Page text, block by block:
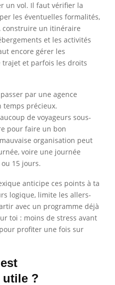
un vol. Il faut vérifier la
les éventuelles formalités,
construire un itinéraire
et les activités
encore gérer les
trajet et parfois les droits
par une agence
temps précieux.
de voyageurs sous-
pour faire un bon
organisation peut
voire une journée
15 jours.
anticipe ces points à ta
logique, limite les allers-
avec un programme déjà
toi : moins de stress avant
profiter une fois sur
utile ?